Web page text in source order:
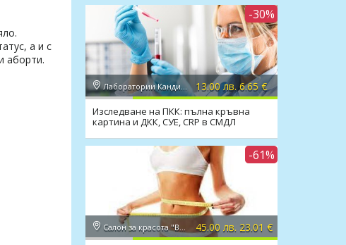
а и с
аборти.
-30%
Лаборатории Кандиларов 13.00 лв. 6.65 €
Изследване на ПКК: пълна кръвна
картина и ДКК, СУЕ, CRP в СМДЛ
-61%
Салон за красота "Вили" 45.00 лв. 23.01 €